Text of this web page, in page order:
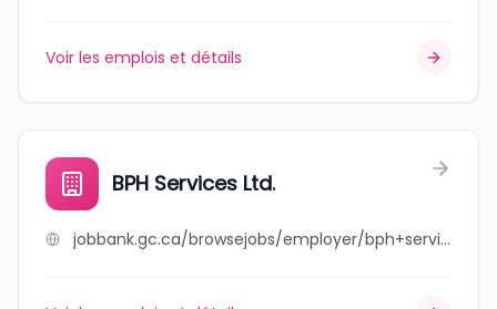
Voir les emplois et détails
BPH Services Ltd.
jobbank.gc.ca/browsejobs/employer/bph+services+ltd./ca